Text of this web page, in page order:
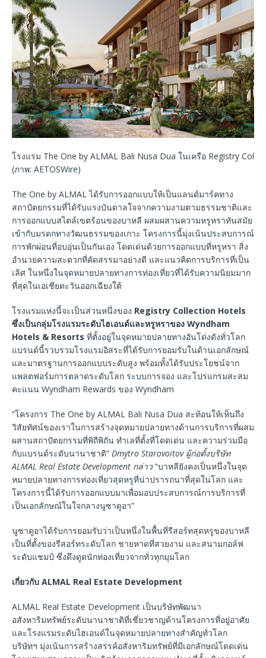
โรงแรม The One by ALMAL Bali Nusa Dua ในเครือ Registry
(ภาพ: AETOSWire)
The One by ALMAL ได้รับการออกแบบให้เป็นแลนด์มาร์คทาง
สถาปัตยกรรมที่ได้รับแรงบันดาลใจจากความงามตามธรรมชาติและ
การออกแบบสไตล์เขตร้อนของบาหลี ผสมผสานความหรูหราทันสมัย
เข้ากับมรดกทางวัฒนธรรมของเกาะ โครงการนี้มุ่งเน้นประสบการณ์
การพักผ่อนที่อบอุ่นเป็นกันเอง โดดเด่นด้วยการออกแบบที่หรูหรา สิ่ง
อำนวยความสะดวกที่คัดสรรมาอย่างดี และแนวคิดการบริการที่เป็น
เลิศ ในหนึ่งในจุดหมายปลายทางการท่องเที่ยวที่ได้รับความนิยมมาก
ที่สุดในเอเชียตะวันออกเฉียงใต้
โรงแรมแห่งนี้จะเป็นส่วนหนึ่งของ Registry Collection Hotels
ซึ่งเป็นกลุ่มโรงแรมระดับไฮเอนด์และหรูหราของ Wyndham
Hotels & Resorts ที่ตั้งอยู่ในจุดหมายปลายทางอันโด่งดังทั่วโลก
แบรนด์นี้รวบรวมโรงแรมอิสระที่ได้รับการยอมรับในด้านเอกลักษณ์
และมาตรฐานการออกแบบระดับสูง พร้อมทั้งได้รับประโยชน์จาก
แพลตฟอร์มการตลาดระดับโลก ระบบการจอง และโปรแกรมสะสม
คะแนน Wyndham Rewards ของ Wyndham
“โครงการ The One by ALMAL Bali Nusa Dua สะท้อนให้เห็นถึง
วิสัยทัศน์ของเราในการสร้างจุดหมายปลายทางด้านการบริการที่ผสม
ผสานสถาปัตยกรรมที่พิถีพิถัน ทำเลที่ตั้งที่โดดเด่น และความร่วมมือ
กับแบรนด์ระดับนานาชาติ” Dmytro Starovoitov ผู้ก่อตั้งบริษัท
ALMAL Real Estate Development กล่าว “บาหลียังคงเป็นหนึ่งในจุด
หมายปลายทางการท่องเที่ยวสุดหรูที่น่าปรารถนาที่สุดในโลก และ
โครงการนี้ได้รับการออกแบบมาเพื่อมอบประสบการณ์การบริการที่
เป็นเอกลักษณ์ในใจกลางนูซาดูอา”
นูซาดูอาได้รับการยอมรับว่าเป็นหนึ่งในพื้นที่รีสอร์ทสุดหรูของบาหลี
เป็นที่ตั้งของรีสอร์ทระดับโลก ชายหาดที่สวยงาม และสนามกอล์ฟ
ระดับแชมป์ ซึ่งดึงดูดนักท่องเที่ยวจากทั่วทุกมุมโลก
เกี่ยวกับ ALMAL Real Estate Development
ALMAL Real Estate Development เป็นบริษัทพัฒนา
อสังหาริมทรัพย์ระดับนานาชาติที่เชี่ยวชาญด้านโครงการที่อยู่อาศัย
และโรงแรมระดับไฮเอนด์ในจุดหมายปลายทางสำคัญทั่วโลก
บริษัทฯ มุ่งเน้นการสร้างสรรค์อสังหาริมทรัพย์ที่มีเอกลักษณ์โดดเด่น